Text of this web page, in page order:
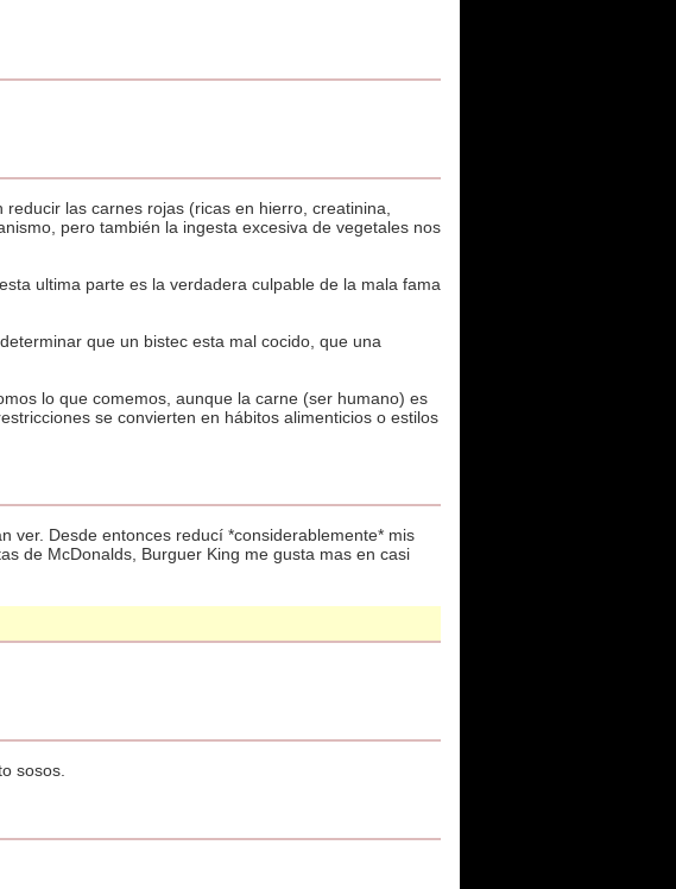
las carnes rojas (ricas en hierro, creatinina,
pero también la ingesta excesiva de vegetales nos
ultima parte es la verdadera culpable de la mala fama
que un bistec esta mal cocido, que una
lo que comemos, aunque la carne (ser humano) es
se convierten en hábitos alimenticios o estilos
ver. Desde entonces reducí *considerablemente* mis
de McDonalds, Burguer King me gusta mas en casi
sosos.